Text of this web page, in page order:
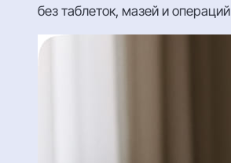
без таблеток, мазей и операций